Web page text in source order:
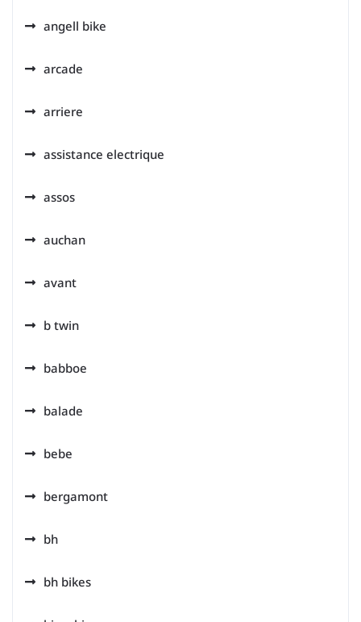
angell bike
arcade
arriere
assistance electrique
assos
auchan
avant
b twin
babboe
balade
bebe
bergamont
bh
bh bikes